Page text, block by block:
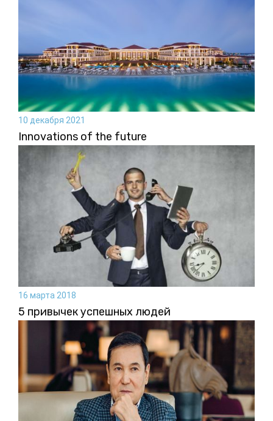
10 декабря 2021
Innovations of the future
16 марта 2018
5 привычек успешных людей